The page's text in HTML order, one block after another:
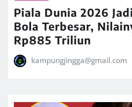
Piala Dunia 2026
Bola Terbesar,
Rp885 Triliun
kampungjingga@gmail.com